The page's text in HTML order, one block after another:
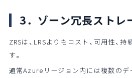
3．ゾーン冗長ストレ
ZRSは、LRSよりもコスト、可用性、
す。
通常Azureリージョン内には複数の